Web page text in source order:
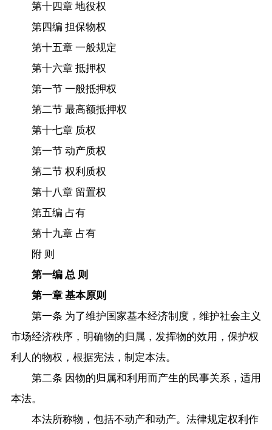
第十四章 地役权
第四编 担保物权
第十五章 一般规定
第十六章 抵押权
第一节 一般抵押权
第二节 最高额抵押权
第十七章 质权
第一节 动产质权
第二节 权利质权
第十八章 留置权
第五编 占有
第十九章 占有
附 则
第一编 总 则
第一章 基本原则
第一条 为了维护国家基本经济制度，维护社会主义
市场经济秩序，明确物的归属，发挥物的效用，保护权
利人的物权，根据宪法，制定本法。
第二条 因物的归属和利用而产生的民事关系，适用
本法。
本法所称物，包括不动产和动产。法律规定权利作